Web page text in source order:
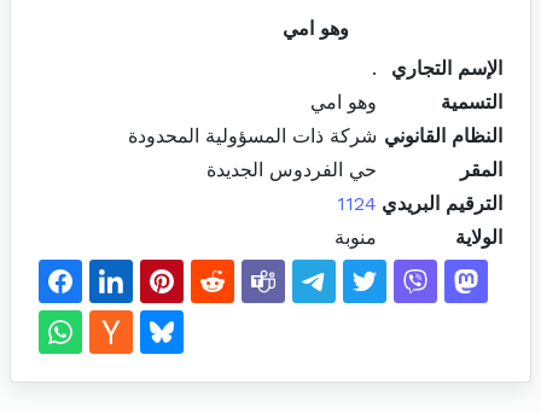
وهو امي
الإسم التجاري
.
التسمية
وهو امي
النظام القانوني شركة ذات المسؤولية المحدودة
المقر
حي الفردوس الجديدة
الترقيم البريدي 1124
الولاية
منوبة